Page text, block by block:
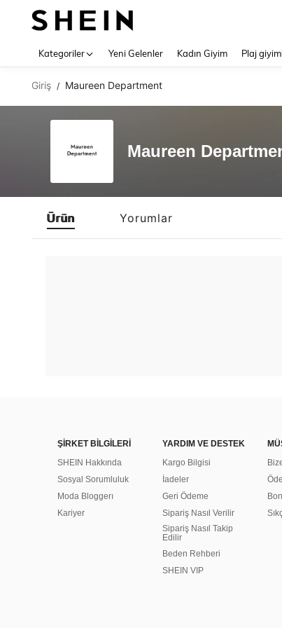
Kategoriler Yeni Gelenler Kadın Giyim Plaj
Giriş / Maureen Department
Maureen
Ürün Yorumlar
ŞİRKET BİLGİLERİ
SHEIN Hakkında
Sosyal Sorumluluk
Moda Bloggerı
Kariyer
YARDIM VE DESTEK
Kargo Bilgisi
İadeler
Geri Ödeme
Sipariş Nasıl Verilir
Sipariş Nasıl Takip
Edilir
Beden Rehberi
SHEIN VIP